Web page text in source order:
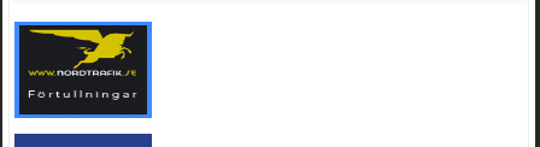
Mrhandsome:SÃ¶ker defekta/trasiga fyrhjulingar. Jag betalar bra och du kan nÃ¥ mig
pÃ¥ 0709955029 eller hv.alexandersson@gmail.com ifall du har en som du vill sÃ¤lja
mvh Hugo
21 februari 2025 kl. 09:25:52
Oscar5:NÃ¥gon som vet vad man kan begÃ¤ra fÃ¶r en Honda TRX 350 FE 2005